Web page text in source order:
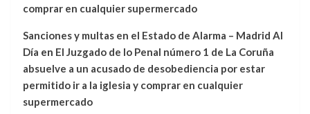
comprar en cualquier supermercado
Sanciones y multas en el Estado de Alarma – Madrid Al
Día en El Juzgado de lo Penal número 1 de La Coruña
absuelve a un acusado de desobediencia por estar
permitido ir a la iglesia y comprar en cualquier
supermercado